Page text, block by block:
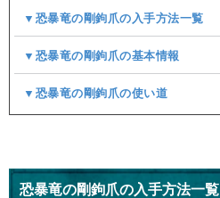
▼恐暴竜の剛鉤爪の入手方法一覧
▼恐暴竜の剛鉤爪の基本情報
▼恐暴竜の剛鉤爪の使い道
恐暴竜の剛鉤爪の入手方法一覧